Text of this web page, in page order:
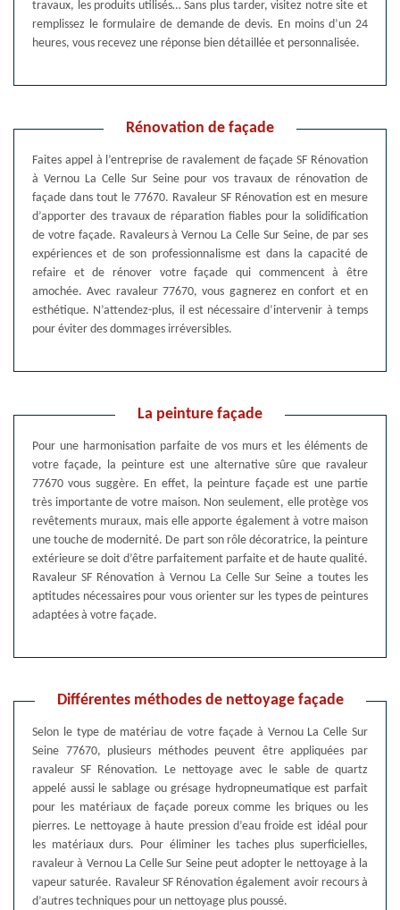
travaux, les produits utilisés… Sans plus tarder, visitez notre site et
remplissez le formulaire de demande de devis. En moins d’un 24
heures, vous recevez une réponse bien détaillée et personnalisée.
Rénovation de façade
Faites appel à l’entreprise de ravalement de façade SF Rénovation
à Vernou La Celle Sur Seine pour vos travaux de rénovation de
façade dans tout le 77670. Ravaleur SF Rénovation est en mesure
d’apporter des travaux de réparation fiables pour la solidification
de votre façade. Ravaleurs à Vernou La Celle Sur Seine, de par ses
expériences et de son professionnalisme est dans la capacité de
refaire et de rénover votre façade qui commencent à être
amochée. Avec ravaleur 77670, vous gagnerez en confort et en
esthétique. N’attendez-plus, il est nécessaire d’intervenir à temps
pour éviter des dommages irréversibles.
La peinture façade
Pour une harmonisation parfaite de vos murs et les éléments de
votre façade, la peinture est une alternative sûre que ravaleur
77670 vous suggère. En effet, la peinture façade est une partie
très importante de votre maison. Non seulement, elle protège vos
revêtements muraux, mais elle apporte également à votre maison
une touche de modernité. De part son rôle décoratrice, la peinture
extérieure se doit d’être parfaitement parfaite et de haute qualité.
Ravaleur SF Rénovation à Vernou La Celle Sur Seine a toutes les
aptitudes nécessaires pour vous orienter sur les types de peintures
adaptées à votre façade.
Différentes méthodes de nettoyage façade
Selon le type de matériau de votre façade à Vernou La Celle Sur
Seine 77670, plusieurs méthodes peuvent être appliquées par
ravaleur SF Rénovation. Le nettoyage avec le sable de quartz
appelé aussi le sablage ou grésage hydropneumatique est parfait
pour les matériaux de façade poreux comme les briques ou les
pierres. Le nettoyage à haute pression d’eau froide est idéal pour
les matériaux durs. Pour éliminer les taches plus superficielles,
ravaleur à Vernou La Celle Sur Seine peut adopter le nettoyage à la
vapeur saturée. Ravaleur SF Rénovation également avoir recours à
d’autres techniques pour un nettoyage plus poussé.